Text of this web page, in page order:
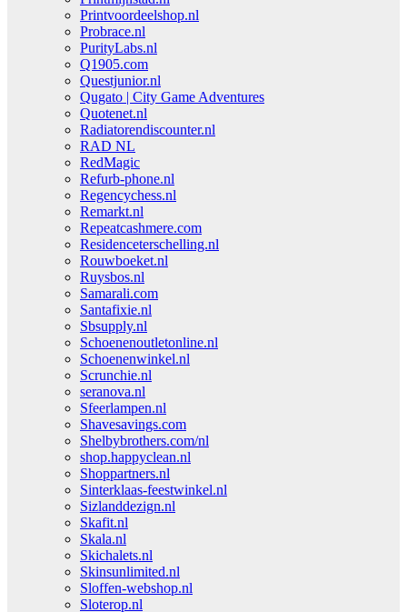
Printvoordeelshop.nl
Probrace.nl
PurityLabs.nl
Q1905.com
Questjunior.nl
Qugato | City Game Adventures
Quotenet.nl
Radiatorendiscounter.nl
RAD NL
RedMagic
Refurb-phone.nl
Regencychess.nl
Remarkt.nl
Repeatcashmere.com
Residenceterschelling.nl
Rouwboeket.nl
Ruysbos.nl
Samarali.com
Santafixie.nl
Sbsupply.nl
Schoenenoutletonline.nl
Schoenenwinkel.nl
Scrunchie.nl
seranova.nl
Sfeerlampen.nl
Shavesavings.com
Shelbybrothers.com/nl
shop.happyclean.nl
Shoppartners.nl
Sinterklaas-feestwinkel.nl
Sizlanddezign.nl
Skafit.nl
Skala.nl
Skichalets.nl
Skinsunlimited.nl
Sloffen-webshop.nl
Sloterop.nl